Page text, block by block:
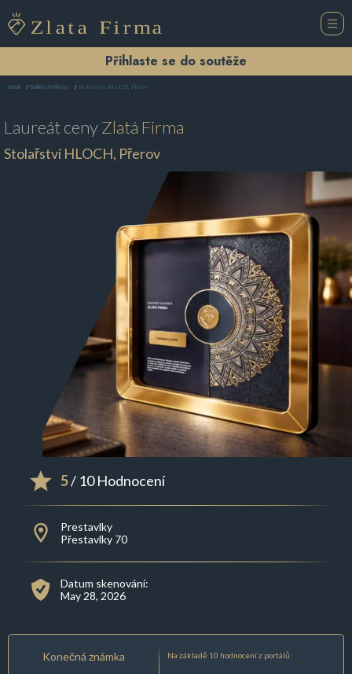
Přihlaste se do soutěže
Domů Truhlářství Přerov Stolařství HLOCH, Přerov
Laureát cenyZlatá Firma
Stolařství HLOCH, Přerov
5/ 10 Hodnocení
Prestavlky
Přestavlky 70
Datum skenování:
May 28, 2026
Konečná známka Na základě 10 hodnocení z portálů: